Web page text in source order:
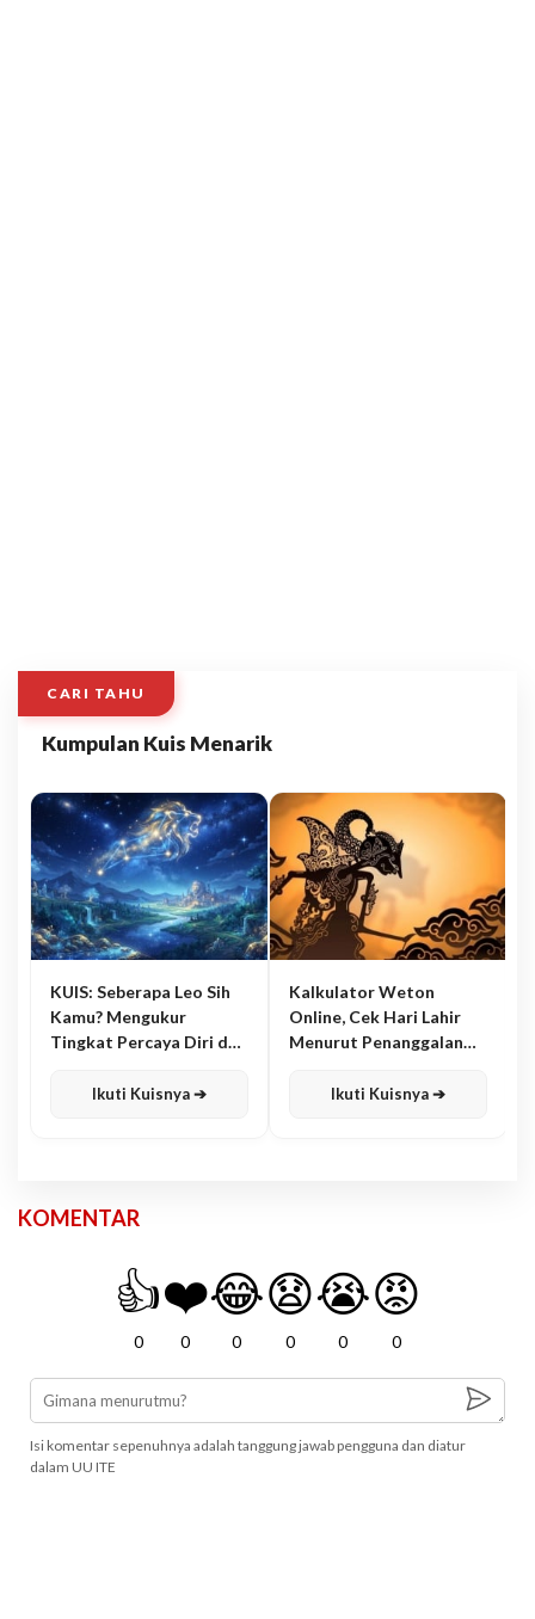
CARI TAHU
Kumpulan Kuis Menarik
KUIS: Seberapa Leo Sih
Kamu? Mengukur
Tingkat Percaya Diri dan
Ikuti Kuisnya ➔
Kalkulator Weton
Online, Cek Hari Lahir
Menurut Penanggalan
Ikuti Kuisnya ➔
KOMENTAR
👍
0
❤️
0
😂
0
😧
0
😭
0
😡
0
Isi komentar sepenuhnya adalah tanggung jawab pengguna dan diatur
dalam UU ITE